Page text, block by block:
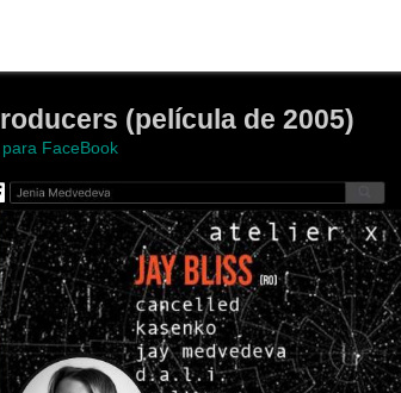
(película de 2005)
FaceBook